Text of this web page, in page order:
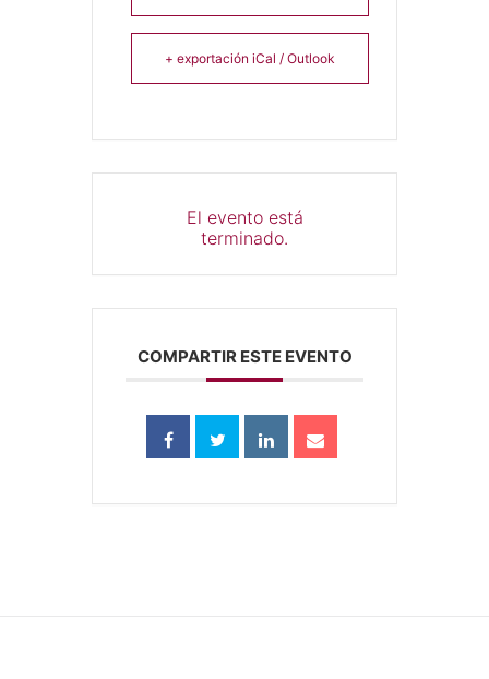
+ exportación iCal / Outlook
El evento está
terminado.
COMPARTIR ESTE EVENTO